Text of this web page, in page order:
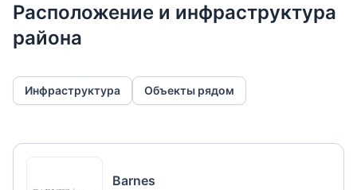
Расположение и инфраструктура
района
Инфраструктура Объекты рядом
Barnes